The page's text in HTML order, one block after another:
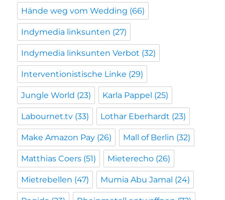
Hände weg vom Wedding (66)
Indymedia linksunten (27)
Indymedia linksunten Verbot (32)
Interventionistische Linke (29)
Jungle World (23) Karla Pappel (25)
Labournet.tv (33) Lothar Eberhardt (23)
Make Amazon Pay (26) Mall of Berlin (32)
Matthias Coers (51) Mieterecho (26)
Mietrebellen (47) Mumia Abu Jamal (24)